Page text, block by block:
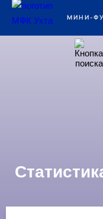
Ухта МИНИ-